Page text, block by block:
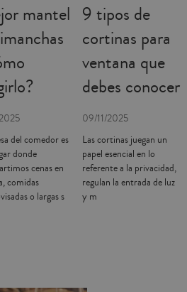
mantel
del comedor es
donde
cenas en
comidas
o largas s
9 tipos de
cortinas para
ventana que
debes conocer
09/11/2025
Las cortinas juegan un
papel esencial en lo
referente a la privacidad,
regulan la entrada de luz
y m